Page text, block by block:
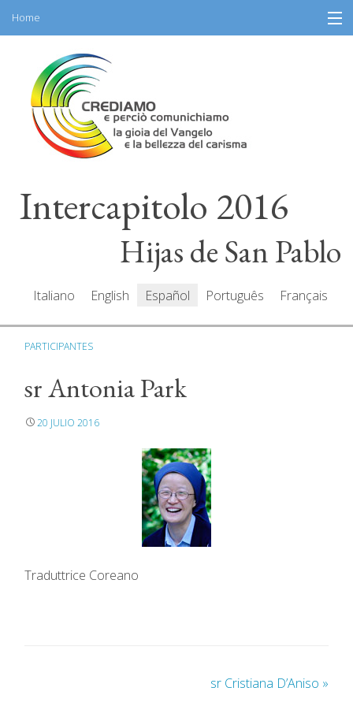
content
Home
Información
Programa
Participantes
Recursos
Intercapitolo 2016
Hijas de San Pablo
Italiano English Español Português Français
PARTICIPANTES
sr Antonia Park
20 JULIO 2016
Traduttrice Coreano
sr Cristiana D’Aniso »